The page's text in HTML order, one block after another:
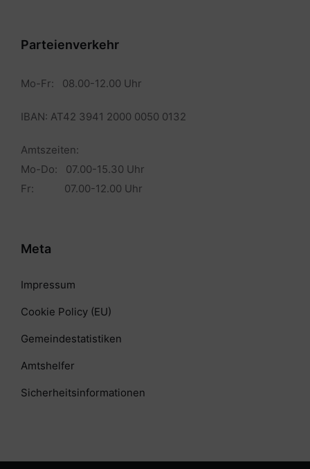
Parteienverkehr
Mo-Fr: 08.00-12.00 Uhr
IBAN: AT42 3941 2000 0050 0132
Amtszeiten:
Mo-Do: 07.00-15.30 Uhr
Fr: 07.00-12.00 Uhr
Meta
Impressum
Cookie Policy (EU)
Gemeindestatistiken
Amtshelfer
Sicherheitsinformationen